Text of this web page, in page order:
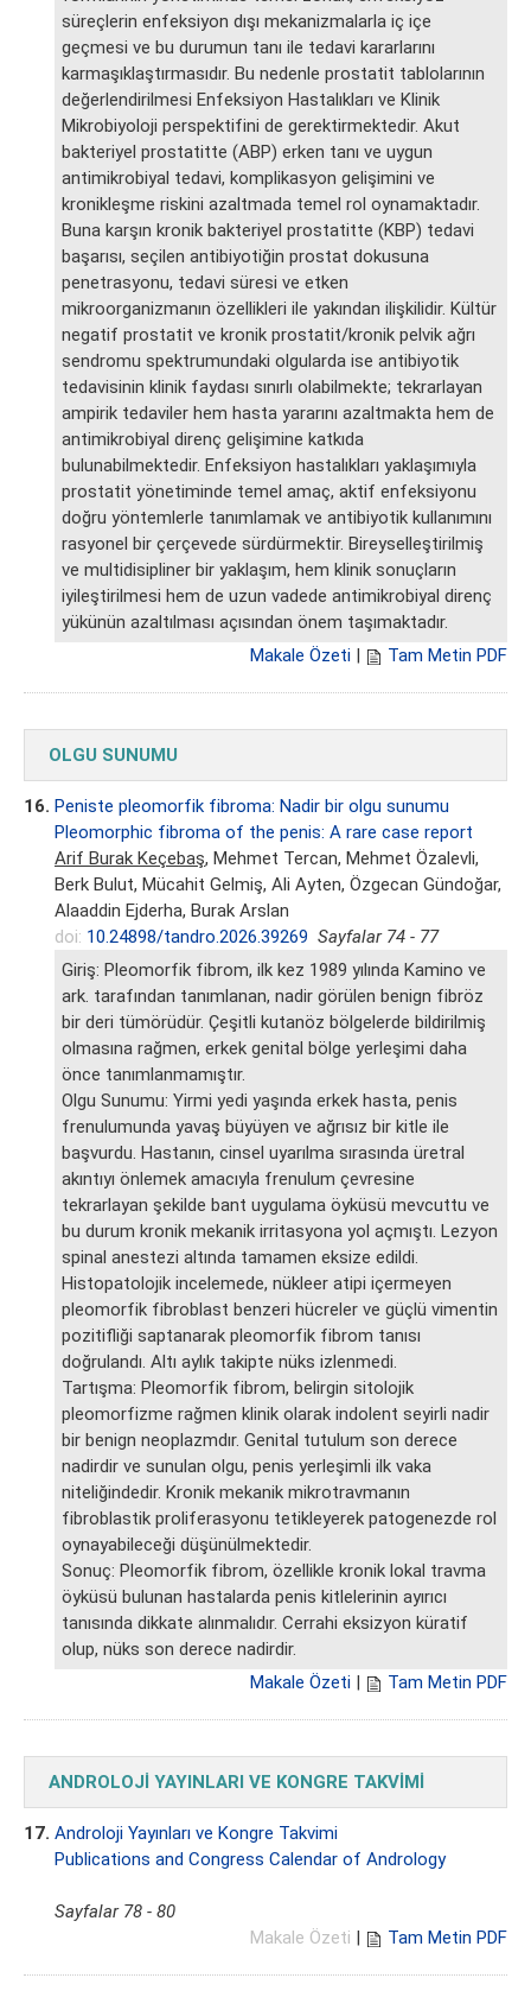
süreçlerin enfeksiyon dışı mekanizmalarla iç içe
geçmesi ve bu durumun tanı ile tedavi kararlarını
karmaşıklaştırmasıdır. Bu nedenle prostatit tablolarının
değerlendirilmesi Enfeksiyon Hastalıkları ve Klinik
Mikrobiyoloji perspektifini de gerektirmektedir. Akut
bakteriyel prostatitte (ABP) erken tanı ve uygun
antimikrobiyal tedavi, komplikasyon gelişimini ve
kronikleşme riskini azaltmada temel rol oynamaktadır.
Buna karşın kronik bakteriyel prostatitte (KBP) tedavi
başarısı, seçilen antibiyotiğin prostat dokusuna
penetrasyonu, tedavi süresi ve etken
mikroorganizmanın özellikleri ile yakından ilişkilidir. Kültür
negatif prostatit ve kronik prostatit/kronik pelvik ağrı
sendromu spektrumundaki olgularda ise antibiyotik
tedavisinin klinik faydası sınırlı olabilmekte; tekrarlayan
ampirik tedaviler hem hasta yararını azaltmakta hem de
antimikrobiyal direnç gelişimine katkıda
bulunabilmektedir. Enfeksiyon hastalıkları yaklaşımıyla
prostatit yönetiminde temel amaç, aktif enfeksiyonu
doğru yöntemlerle tanımlamak ve antibiyotik kullanımını
rasyonel bir çerçevede sürdürmektir. Bireyselleştirilmiş
ve multidisipliner bir yaklaşım, hem klinik sonuçların
iyileştirilmesi hem de uzun vadede antimikrobiyal direnç
yükünün azaltılması açısından önem taşımaktadır.
Makale Özeti
Tam Metin PDF
OLGU SUNUMU
16. Peniste pleomorfik fibroma: Nadir bir olgu sunumu
Pleomorphic fibroma of the penis: A rare case report
Arif Burak Keçebaş, Mehmet Tercan, Mehmet Özalevli,
Berk Bulut, Mücahit Gelmiş, Ali Ayten, Özgecan Gündoğar,
Alaaddin Ejderha, Burak Arslan
doi: 10.24898/tandro.2026.39269 Sayfalar 74 - 77
Giriş: Pleomorfik fibrom, ilk kez 1989 yılında Kamino ve
ark. tarafından tanımlanan, nadir görülen benign fibröz
bir deri tümörüdür. Çeşitli kutanöz bölgelerde bildirilmiş
olmasına rağmen, erkek genital bölge yerleşimi daha
önce tanımlanmamıştır.
Olgu Sunumu: Yirmi yedi yaşında erkek hasta, penis
frenulumunda yavaş büyüyen ve ağrısız bir kitle ile
başvurdu. Hastanın, cinsel uyarılma sırasında üretral
akıntıyı önlemek amacıyla frenulum çevresine
tekrarlayan şekilde bant uygulama öyküsü mevcuttu ve
bu durum kronik mekanik irritasyona yol açmıştı. Lezyon
spinal anestezi altında tamamen eksize edildi.
Histopatolojik incelemede, nükleer atipi içermeyen
pleomorfik fibroblast benzeri hücreler ve güçlü vimentin
pozitifliği saptanarak pleomorfik fibrom tanısı
doğrulandı. Altı aylık takipte nüks izlenmedi.
Tartışma: Pleomorfik fibrom, belirgin sitolojik
pleomorfizme rağmen klinik olarak indolent seyirli nadir
bir benign neoplazmdır. Genital tutulum son derece
nadirdir ve sunulan olgu, penis yerleşimli ilk vaka
niteliğindedir. Kronik mekanik mikrotravmanın
fibroblastik proliferasyonu tetikleyerek patogenezde rol
oynayabileceği düşünülmektedir.
Sonuç: Pleomorfik fibrom, özellikle kronik lokal travma
öyküsü bulunan hastalarda penis kitlelerinin ayırıcı
tanısında dikkate alınmalıdır. Cerrahi eksizyon küratif
olup, nüks son derece nadirdir.
Makale Özeti
Tam Metin PDF
ANDROLOJİ YAYINLARI VE KONGRE TAKVİMİ
17. Androloji Yayınları ve Kongre Takvimi
Publications and Congress Calendar of Andrology
Sayfalar 78 - 80
Makale Özeti
Tam Metin PDF